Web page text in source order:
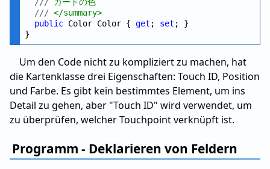
/// </summary>
public Color Color { get ; set ; }
Um den Code nicht zu kompliziert zu machen, hat
die Kartenklasse drei Eigenschaften: Touch ID, Position
und Farbe. Es gibt kein bestimmtes Element, um ins
Detail zu gehen, aber "Touch ID" wird verwendet, um
zu überprüfen, welcher Touchpoint verknüpft ist.
Programm - Deklarieren von Feldern